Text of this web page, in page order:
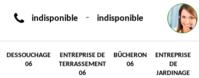
indisponible - indisponible
DESSOUCHAGE
06
ENTREPRISE DE
TERRASSEMENT
06
BÛCHERON
06
ENTREPRISE
DE
JARDINAGE